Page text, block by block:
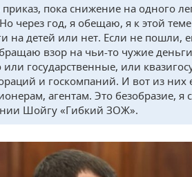
пока снижение на одного
через год, я обещаю, я к этой
на детей или нет. Если не пошли,
взор на чьи-то чужие
государственные, или
и госкомпаний. И вот из них
агентам. Это безобразие, я
Шойгу «Гибкий ЗОЖ».